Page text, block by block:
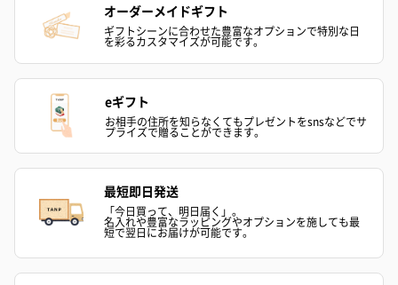
スキンケアグッズ
スキンケアグッズを同梱してお届けします。
オーダーメイドギフト
ギフトシーンに合わせた豊富なオプションで特別な日
を彩るカスタマイズが可能です。
eギフト
お相手の住所を知らなくてもプレゼントをsnsなどでサ
プライズで贈ることができます。
最短即日発送
「今日買って、明日届く」。
名入れや豊富なラッピングやオプションを施しても最
短で翌日にお届けが可能です。